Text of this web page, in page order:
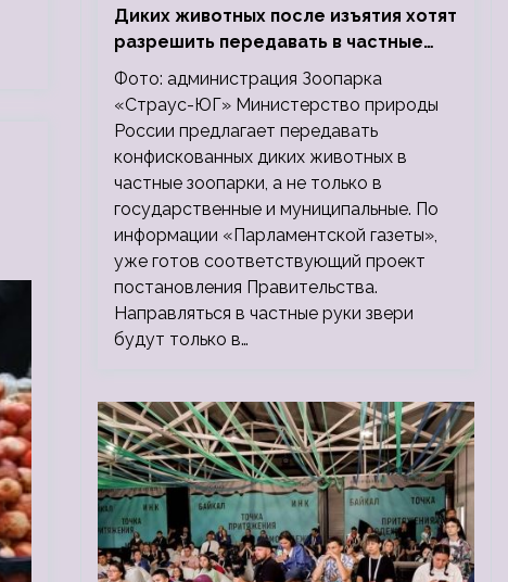
Диких животных после изъятия хотят
разрешить передавать в частные
зоопарки
Фото: администрация Зоопарка
«Страус-ЮГ» Министерство природы
России предлагает передавать
конфискованных диких животных в
частные зоопарки, а не только в
государственные и муниципальные. По
информации «Парламентской газеты»,
уже готов соответствующий проект
постановления Правительства.
Направляться в частные руки звери
будут только в…